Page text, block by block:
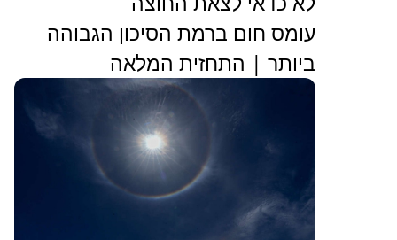
עומס חום ברמת הסיכון הגבוהה
ביותר | התחזית המלאה